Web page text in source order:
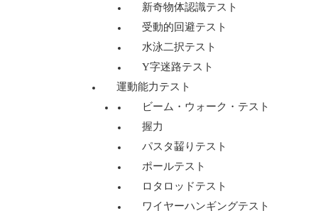
新奇物体認識テスト
受動的回避テスト
水泳二択テスト
Y字迷路テスト
運動能力テスト
ビーム・ウォーク・テスト
握力
パスタ齧りテスト
ポールテスト
ロタロッドテスト
ワイヤーハンギングテスト